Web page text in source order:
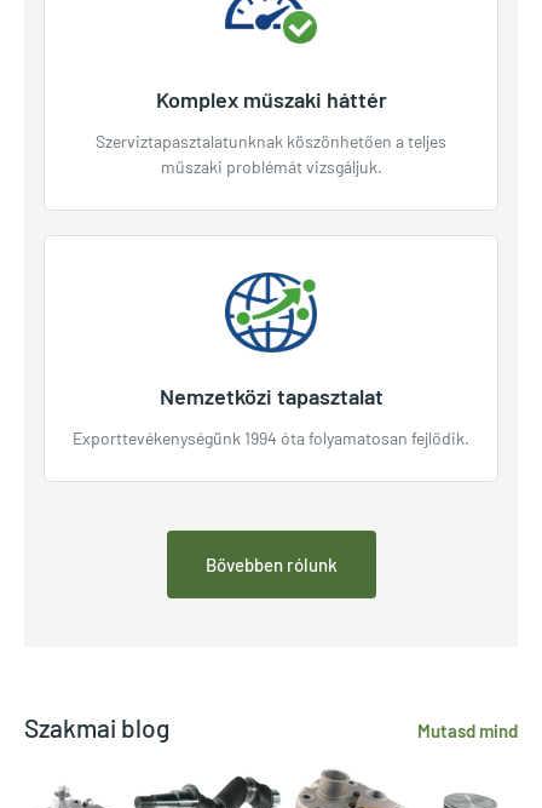
Komplex műszaki háttér
Szerviztapasztalatunknak köszönhetően a teljes
műszaki problémát vizsgáljuk.
Nemzetközi tapasztalat
Exporttevékenységünk 1994 óta folyamatosan fejlődik.
Bővebben rólunk
Szakmai blog Mutasd mind